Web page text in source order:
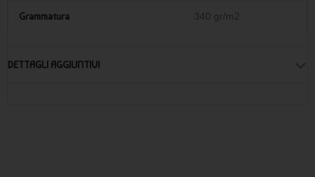
Grammatura 340 gr/m2
DETTAGLI AGGIUNTIVI